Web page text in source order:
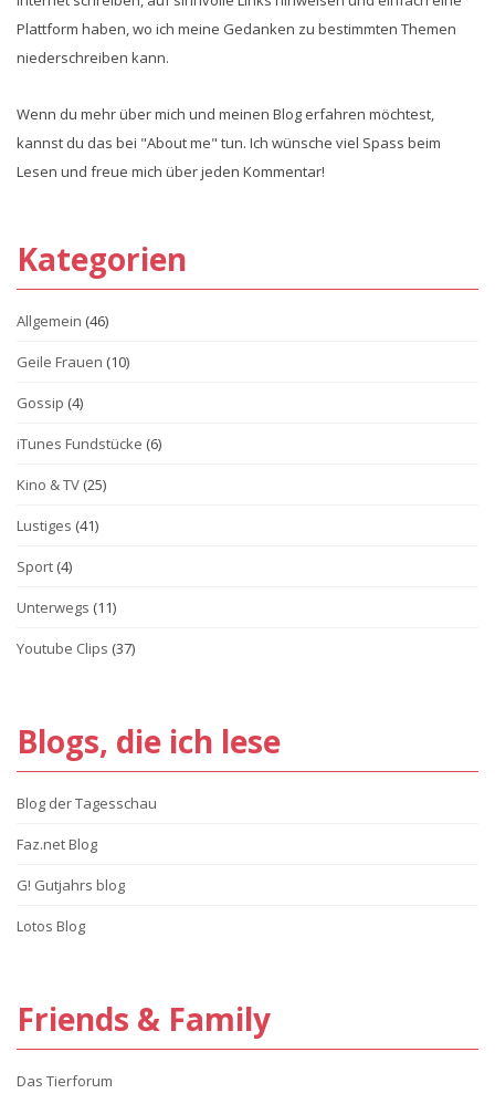
Plattform haben, wo ich meine Gedanken zu bestimmten Themen
niederschreiben kann.
Wenn du mehr über mich und meinen Blog erfahren möchtest,
kannst du das bei "About me" tun. Ich wünsche viel Spass beim
Lesen und freue mich über jeden Kommentar!
Kategorien
Allgemein (46)
Geile Frauen (10)
Gossip (4)
iTunes Fundstücke (6)
Kino & TV (25)
Lustiges (41)
Sport (4)
Unterwegs (11)
Youtube Clips (37)
Blogs, die ich lese
Blog der Tagesschau
Faz.net Blog
G! Gutjahrs blog
Lotos Blog
Friends & Family
Das Tierforum